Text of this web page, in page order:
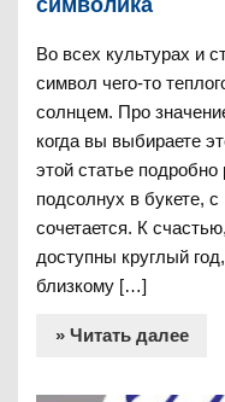
Во всех культурах и
символ чего-то
солнцем. Про
когда вы выбираете
этой статье
подсолнух в букете,
сочетается. К
доступны круглый
близкому […]
» Читать далее